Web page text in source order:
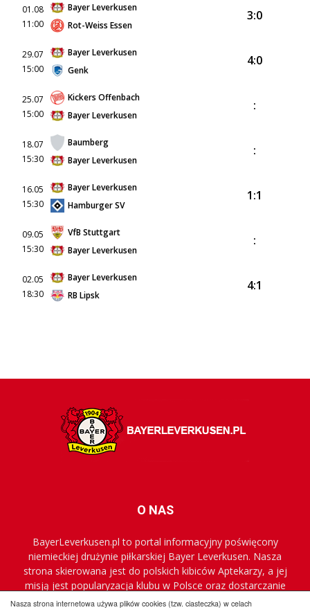
Nasza strona internetowa używa plików cookies (tzw. ciasteczka) w celach
01.08
11:00
Bayer Leverkusen
Rot-Weiss Essen
3:0
29.07
15:00
Bayer Leverkusen
Genk
4:0
25.07
15:00
Kickers Offenbach
Bayer Leverkusen
:
18.07
15:30
Baumberg
Bayer Leverkusen
:
16.05
15:30
Bayer Leverkusen
Hamburger SV
1:1
09.05
15:30
VfB Stuttgart
Bayer Leverkusen
:
02.05
18:30
Bayer Leverkusen
RB Lipsk
4:1
O NAS
BayerLeverkusen.pl to portal informacyjny poświęcony
niemieckiej drużynie piłkarskiej Bayer Leverkusen. Nasza
strona skierowana jest do polskich kibiców Aptekarzy, a jej
misją jest popularyzacja klubu w Polsce oraz dostarczanie
najnowszych informacji.